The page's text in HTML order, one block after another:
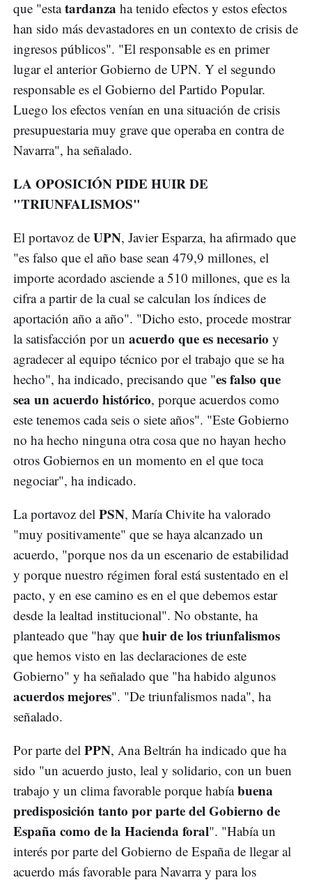
que "estatardanza ha tenido efectos y estos efectos
han sido más devastadores en un contexto de crisis de
ingresos públicos". "El responsable es en primer
lugar el anterior Gobierno de UPN. Y el segundo
responsable es el Gobierno del Partido Popular.
Luego los efectos venían en una situación de crisis
presupuestaria muy grave que operaba en contra de
Navarra", ha señalado.
LA OPOSICIÓN PIDE HUIR DE
"TRIUNFALISMOS"
El portavoz de UPN, Javier Esparza, ha afirmado que
"es falso que el año base sean 479,9 millones, el
importe acordado asciende a 510 millones, que es la
cifra a partir de la cual se calculan los índices de
aportación año a año". "Dicho esto, procede mostrar
la satisfacción por un acuerdo que es necesario y
agradecer al equipo técnico por el trabajo que se ha
hecho", ha indicado, precisando que "es falso que
sea un acuerdo histórico, porque acuerdos como
este tenemos cada seis o siete años". "Este Gobierno
no ha hecho ninguna otra cosa que no hayan hecho
otros Gobiernos en un momento en el que toca
negociar", ha indicado.
La portavoz del PSN, María Chivite ha valorado
"muy positivamente" que se haya alcanzado un
acuerdo, "porque nos da un escenario de estabilidad
y porque nuestro régimen foral está sustentado en el
pacto, y en ese camino es en el que debemos estar
desde la lealtad institucional". No obstante, ha
planteado que "hay que huir de los triunfalismos
que hemos visto en las declaraciones de este
Gobierno" y ha señalado que "ha habido algunos
acuerdos mejores". "De triunfalismos nada", ha
señalado.
Por parte del PPN, Ana Beltrán ha indicado que ha
sido "un acuerdo justo, leal y solidario, con un buen
trabajo y un clima favorable porque habíabuena
predisposición tanto por parte del Gobierno de
España como de la Hacienda foral". "Había un
interés por parte del Gobierno de España de llegar al
acuerdo más favorable para Navarra y para los